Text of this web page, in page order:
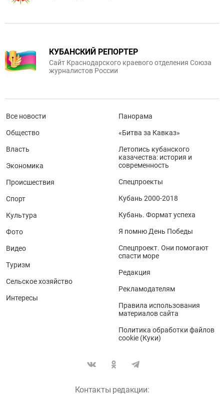
КУБАНСКИЙ РЕПОРТЕР
Сайт Краснодарского краевого отделения Союза
журналистов России
Все новости
Общество
Власть
Экономика
Происшествия
Спорт
Культура
Фото
Видео
Туризм
Сельское хозяйство
Интересы
Панорама
«Битва за Кавказ»
Летопись кубанского
казачества: история и
современность
Спецпроекты
Кубань 2000-2018
Кубань. Формат успеха
Я помню День Победы
Спецпроект. Они помогают
спасти море
Редакция
Рекламодателям
Правила использования
материалов сайта
Политика обработки файлов
cookie (Куки)
Контакты редакции: